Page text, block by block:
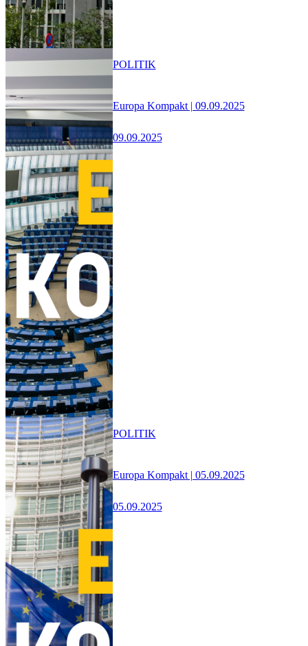
Europa Kompakt | 09.09.2025
09.09.2025
POLITIK
Europa Kompakt | 05.09.2025
05.09.2025
POLITIK